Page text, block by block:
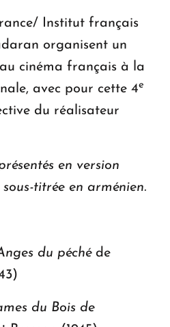
Institut français
organisent un
cinéma français à la
avec pour cette 4e
du réalisateur
en version
titrée en arménien.
du péchéde
du Bois de